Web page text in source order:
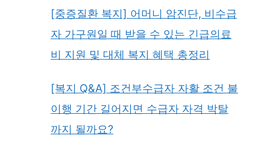
[중증질환 복지] 어머니 암진단, 비수급
자 가구원일 때 받을 수 있는 긴급의료
비 지원 및 대체 복지 혜택 총정리
[복지 Q&A] 조건부수급자 자활 조건 불
이행 기간 길어지면 수급자 자격 박탈
까지 될까요?